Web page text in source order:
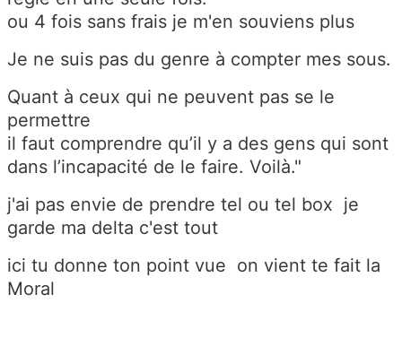
ou 4 fois sans frais je m'en souviens plus
Je ne suis pas du genre à compter mes sous.
Quant à ceux qui ne peuvent pas se le
permettre
il faut comprendre qu’il y a des gens qui sont
dans l’incapacité de le faire. Voilà."
j'ai pas envie de prendre tel ou tel box je
garde ma delta c'est tout
ici tu donne ton point vue on vient te fait la
Moral